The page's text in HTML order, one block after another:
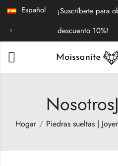
Español
¡Suscríbete para
descuento 10%!
Hogar Piedras sueltas |